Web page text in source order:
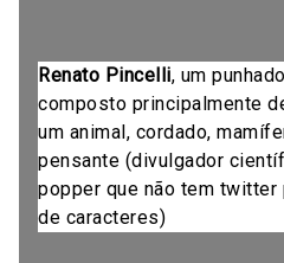
Renato Pincelli, um
composto principalmente
um animal, cordado,
pensante (divulgador
popper que não tem
de caracteres)